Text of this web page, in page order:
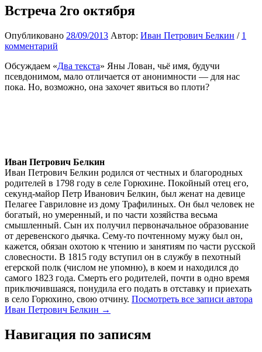
Встреча 2го октября
Опубликовано 28/09/2013 Автор: Иван Петрович Белкин / 1
комментарий
Обсуждаем «Два текста» Яны Лован, чьё имя, будучи
псевдонимом, мало отличается от анонимности — для нас
пока. Но, возможно, она захочет явиться во плоти?
Иван Петрович Белкин
Иван Петрович Белкин родился от честных и благородных
родителей в 1798 году в селе Горюхине. Покойный отец его,
секунд-майор Петр Иванович Белкин, был женат на девице
Пелагее Гавриловне из дому Трафилиных. Он был человек не
богатый, но умеренный, и по части хозяйства весьма
смышленный. Сын их получил первоначальное образование
от деревенского дьячка. Сему-то почтенному мужу был он,
кажется, обязан охотою к чтению и занятиям по части русской
словесности. В 1815 году вступил он в службу в пехотный
егерской полк (числом не упомню), в коем и находился до
самого 1823 года. Смерть его родителей, почти в одно время
приключившаяся, понудила его подать в отставку и приехать
в село Горюхино, свою отчину. Посмотреть все записи автора
Иван Петрович Белкин →
Навигация по записям